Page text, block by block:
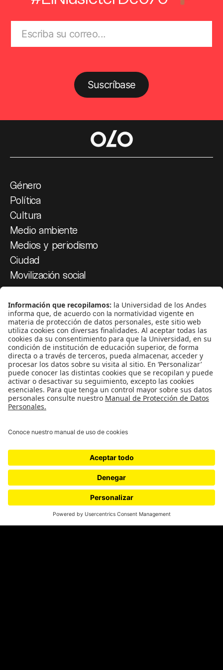
Suscríbase
Género
Política
Cultura
Medio ambiente
Medios y periodismo
Ciudad
Movilización social
¿Quiénes somos?
Podcasts
Ediciones especiales
Proyectos 070
SÍGUENOS
¿Quieres escribir en 070?
cerosetenta@uniandes.edu.co
BOGOTÁ, COLOMBIA